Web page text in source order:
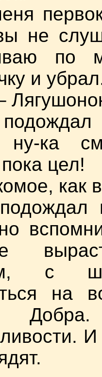
не
по
и
ну-ка
цел!
как
с
на